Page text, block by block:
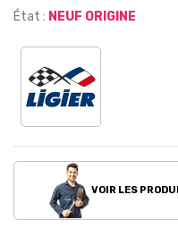
État : NEUF ORIGINE
VOIR LES